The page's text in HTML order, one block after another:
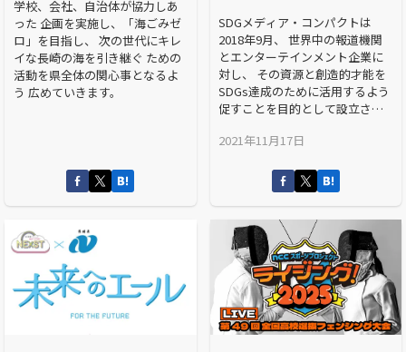
学校、会社、自治体が協力しあ
った 企画を実施し、「海ごみゼ
ロ」を目指し、 次の世代にキレ
イな長崎の海を引き継ぐ ための
活動を県全体の関心事となるよ
う 広めていきます。
SDGメディア・コンパクトは
2018年9月、 世界中の報道機関
とエンターテインメント企業に
対し、 その資源と創造的才能を
SDGs達成のために活用するよう
促すことを目的として設立され
2021年11月、 国連が呼び掛ける
盟しました。 SDGs達成に向け、
メディアとしてその普及・啓発
に努めていきます。
2021年11月17日